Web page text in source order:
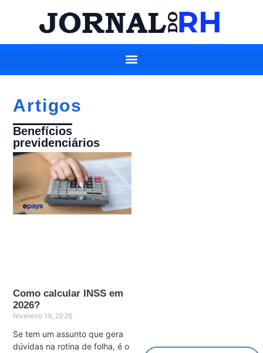
Artigos
Benefícios
previdenciários
Como calcular INSS em
2026?
fevereiro 19, 2026
Se tem um assunto que gera
dúvidas na rotina de folha, é o